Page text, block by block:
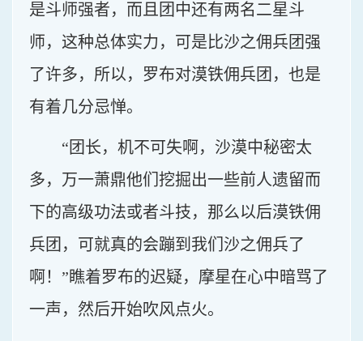
是斗师强者，而且团中还有两名二星斗
师，这种总体实力，可是比沙之佣兵团强
了许多，所以，罗布对漠铁佣兵团，也是
有着几分忌惮。
“团长，机不可失啊，沙漠中秘密太
多，万一萧鼎他们挖掘出一些前人遗留而
下的高级功法或者斗技，那么以后漠铁佣
兵团，可就真的会蹦到我们沙之佣兵了
啊！”瞧着罗布的迟疑，摩星在心中暗骂了
一声，然后开始吹风点火。